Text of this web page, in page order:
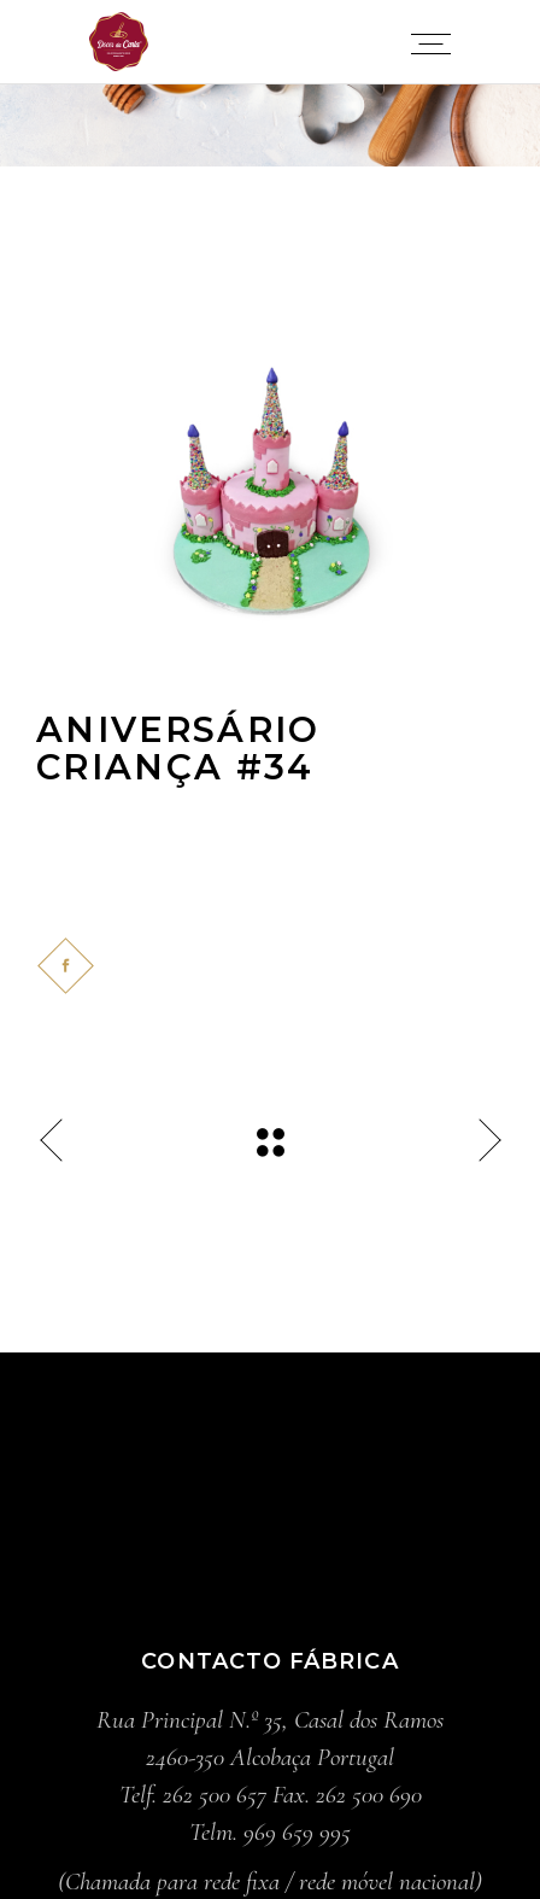
ANIVERSÁRIO
CRIANÇA #34
CONTACTO FÁBRICA
Rua Principal N.º 35, Casal dos Ramos
2460-350 Alcobaça Portugal
Telf. 262 500 657 Fax. 262 500 690
Telm. 969 659 995
(Chamada para rede fixa / rede móvel nacional)